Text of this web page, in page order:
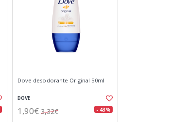
Dove desodorante Original 50ml
DOVE
1,90€ 3,32€ - 43%